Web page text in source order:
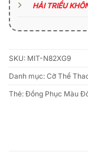
HẢI TRIỀU
SKU: MIT-N82XG9
Danh mục: Cờ Thể
Thẻ: Đồng Phục Màu